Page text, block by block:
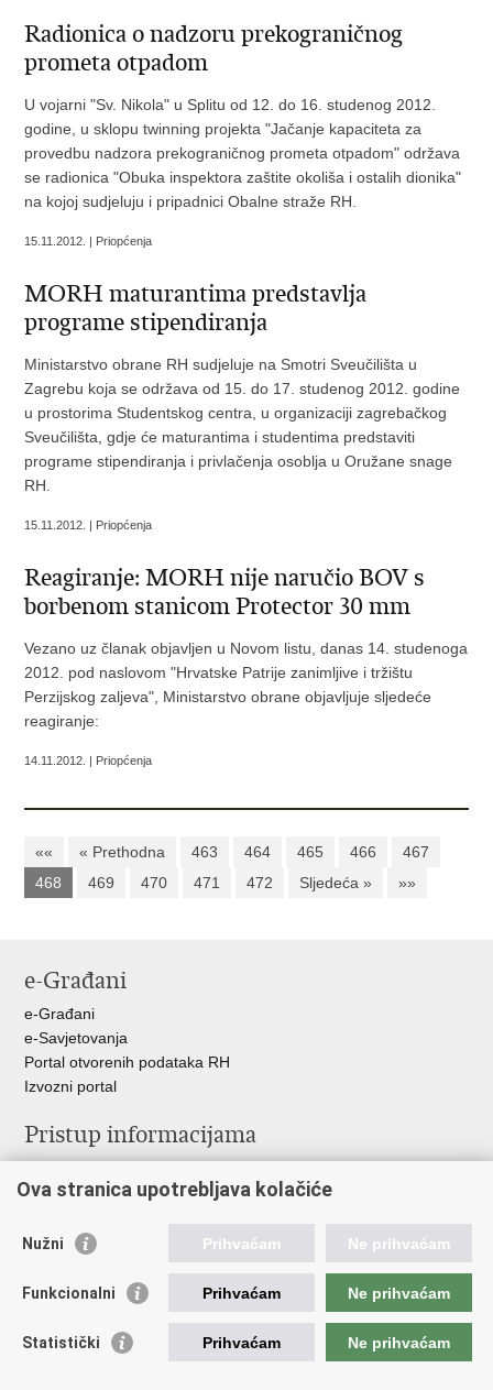
Radionica o nadzoru prekograničnog
prometa otpadom
U vojarni "Sv. Nikola" u Splitu od 12. do 16. studenog 2012.
godine, u sklopu twinning projekta "Jačanje kapaciteta za
provedbu nadzora prekograničnog prometa otpadom" održava
se radionica "Obuka inspektora zaštite okoliša i ostalih dionika"
na kojoj sudjeluju i pripadnici Obalne straže RH.
15.11.2012. | Priopćenja
MORH maturantima predstavlja
programe stipendiranja
Ministarstvo obrane RH sudjeluje na Smotri Sveučilišta u
Zagrebu koja se održava od 15. do 17. studenog 2012. godine
u prostorima Studentskog centra, u organizaciji zagrebačkog
Sveučilišta, gdje će maturantima i studentima predstaviti
programe stipendiranja i privlačenja osoblja u Oružane snage
RH.
15.11.2012. | Priopćenja
Reagiranje: MORH nije naručio BOV s
borbenom stanicom Protector 30 mm
Vezano uz članak objavljen u Novom listu, danas 14. studenoga
2012. pod naslovom "Hrvatske Patrije zanimljive i tržištu
Perzijskog zaljeva", Ministarstvo obrane objavljuje sljedeće
reagiranje:
14.11.2012. | Priopćenja
«« « Prethodna 463 464 465 466
467
468
469 470 471 472 Sljedeća » »»
e-Građani
e-Građani
e-Savjetovanja
Portal otvorenih podataka RH
Izvozni portal
Pristup informacijama
Izjava o pristupačnosti
Ravnopravnost spolova u MORH-u i OSRH
Važne poveznice
Vlada RH
Ova stranica upotrebljava kolačiće
Nužni Prihvaćam Ne prihvaćam
Funkcionalni Prihvaćam Ne prihvaćam
Statistički Prihvaćam Ne prihvaćam